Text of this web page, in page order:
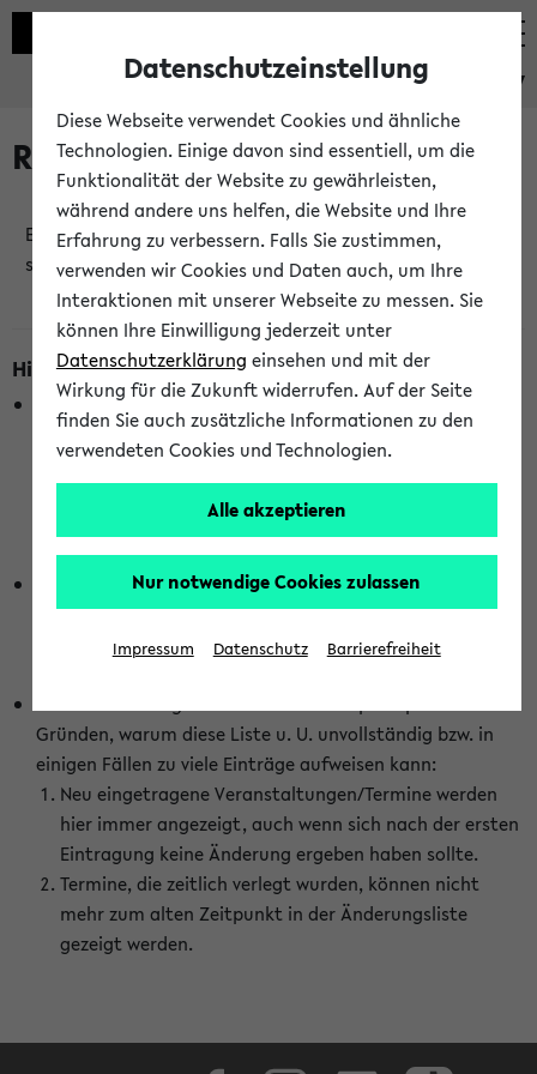
eKVV
Raumänderungen
Es wurden keine Raumänderungen an jetzt
stattfindenden Veranstaltungen gefunden!
Hinweise zur Liste der Raumänderungen
In dieser Liste werden nur Veranstaltungstermine
berücksichtigt, die gerade oder innerhalb der nächsten 2
Stunden stattfinden. Berücksichtigt werden nur Termine,
wurden. Die Anzeige ist semesterübergreifend und nicht
abhängig vom im eKVV gewählten Semester.
Die hier gezeigte Liste von Raumänderungen kann nur
vollständig sein, wenn den Fakultäten von den Lehrenden
die Änderungen zeitnah mitgeteilt und diese Änderungen
Gründen, warum diese Liste u. U. unvollständig bzw. in
einigen Fällen zu viele Einträge aufweisen kann:
Neu eingetragene Veranstaltungen/Termine werden
hier immer angezeigt, auch wenn sich nach der ersten
Eintragung keine Änderung ergeben haben sollte.
Termine, die zeitlich verlegt wurden, können nicht
mehr zum alten Zeitpunkt in der Änderungsliste
gezeigt werden.
Datenschutzeinstellung
Diese Webseite verwendet Cookies und ähnliche
Technologien. Einige davon sind essentiell, um die
Funktionalität der Website zu gewährleisten,
während andere uns helfen, die Website und Ihre
Erfahrung zu verbessern. Falls Sie zustimmen,
verwenden wir Cookies und Daten auch, um Ihre
Interaktionen mit unserer Webseite zu messen. Sie
können Ihre Einwilligung jederzeit unter
Datenschutzerklärung einsehen und mit der
Wirkung für die Zukunft widerrufen. Auf der Seite
finden Sie auch zusätzliche Informationen zu den
verwendeten Cookies und Technologien.
Alle akzeptieren
Nur notwendige Cookies zulassen
Impressum Datenschutz Barrierefreiheit